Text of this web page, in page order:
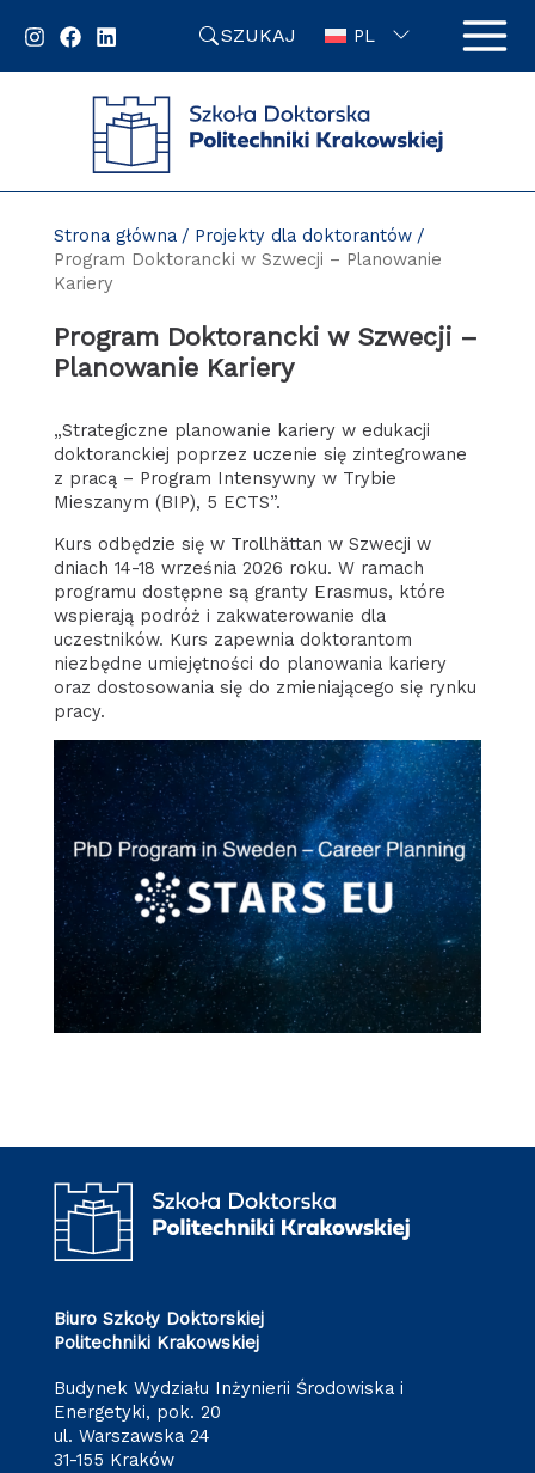
SZUKAJ PL
Strona główna
Projekty dla doktorantów
Program Doktorancki w Szwecji – Planowanie
Kariery
Program Doktorancki w Szwecji –
Planowanie Kariery
„Strategiczne planowanie kariery w edukacji
doktoranckiej poprzez uczenie się zintegrowane
z pracą – Program Intensywny w Trybie
Mieszanym (BIP), 5 ECTS”.
Kurs odbędzie się w Trollhättan w Szwecji w
dniach 14-18 września 2026 roku. W ramach
programu dostępne są granty Erasmus, które
wspierają podróż i zakwaterowanie dla
uczestników. Kurs zapewnia doktorantom
niezbędne umiejętności do planowania kariery
oraz dostosowania się do zmieniającego się rynku
pracy.
Biuro Szkoły Doktorskiej
Politechniki Krakowskiej
Budynek Wydziału Inżynierii Środowiska i
Energetyki, pok. 20
ul. Warszawska 24
31-155 Kraków